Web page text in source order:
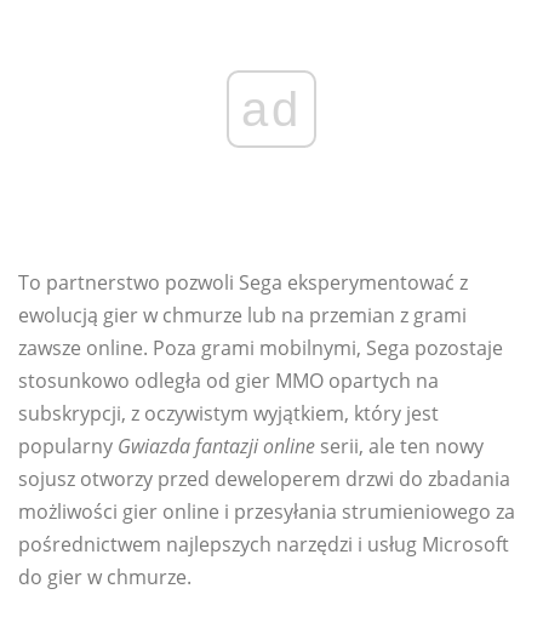
ad
To partnerstwo pozwoli Sega eksperymentować z
ewolucją gier w chmurze lub na przemian z grami
zawsze online. Poza grami mobilnymi, Sega pozostaje
stosunkowo odległa od gier MMO opartych na
subskrypcji, z oczywistym wyjątkiem, który jest
popularny Gwiazda fantazji online serii, ale ten nowy
sojusz otworzy przed deweloperem drzwi do zbadania
możliwości gier online i przesyłania strumieniowego za
pośrednictwem najlepszych narzędzi i usług Microsoft
do gier w chmurze.